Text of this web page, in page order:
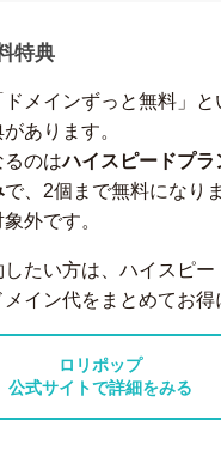
特典
メインずっと無料」と
あります。
るのはハイスピードプ
で、2個まで無料になり
外です。
したい方は、ハイスピ
イン代をまとめてお得
ロリポップ
公式サイトで詳細をみる